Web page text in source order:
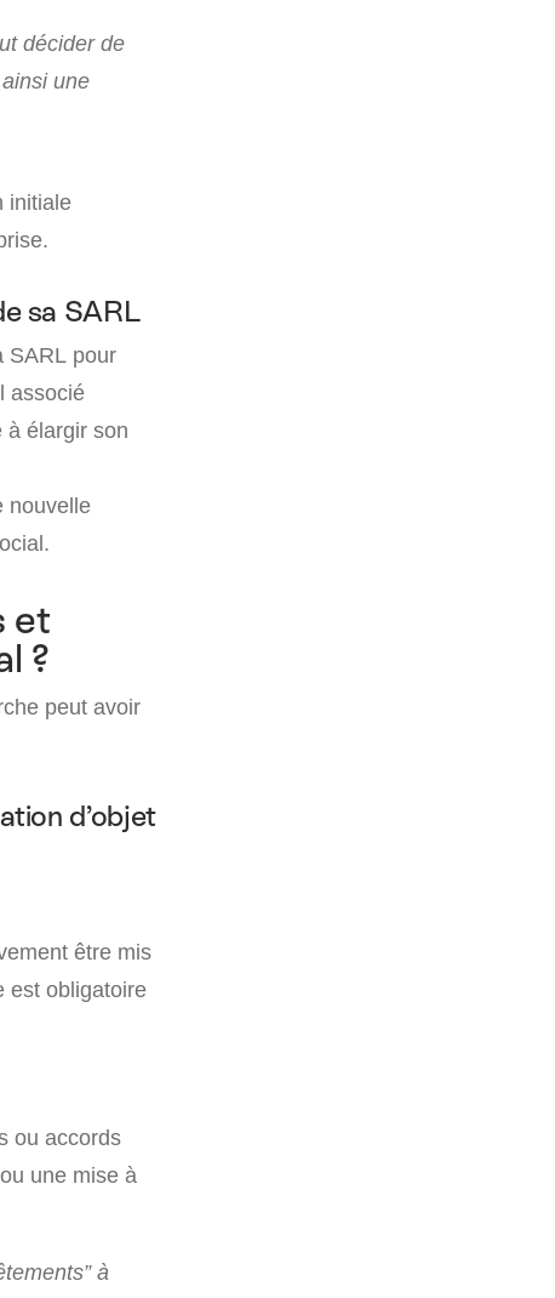
décider de
une
initiale
sa SARL
SARL pour
associé
à élargir son
nouvelle
et
?
peut avoir
d’objet
être mis
est obligatoire
ou accords
une mise à
à